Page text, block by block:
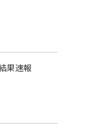
果速報